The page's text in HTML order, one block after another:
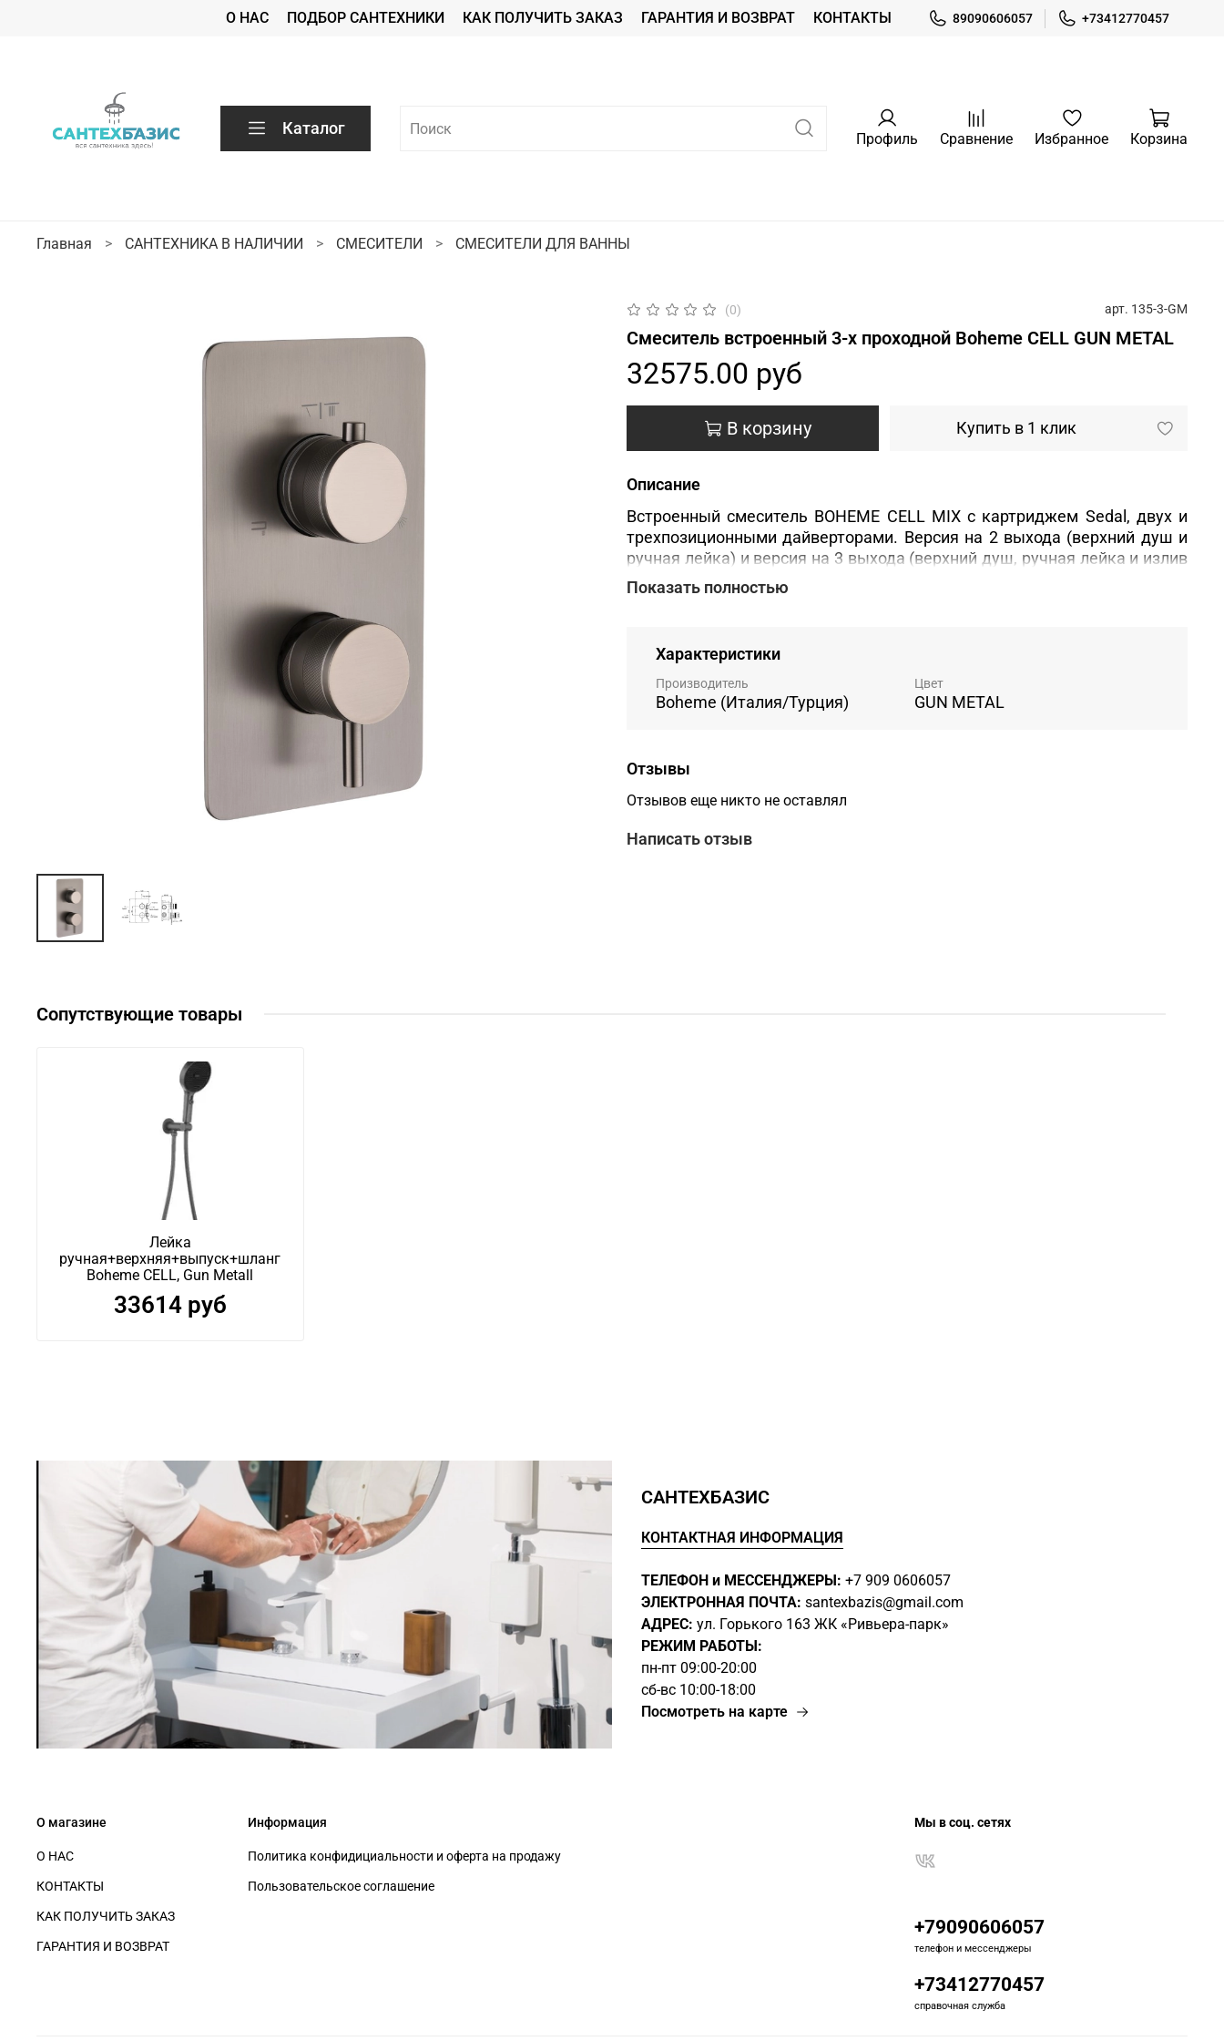
О НАС ПОДБОР САНТЕХНИКИ КАК ПОЛУЧИТЬ ЗАКАЗ ГАРАНТИЯ И ВОЗВРАТ КОНТАКТЫ 89090606057 +73412770457
Каталог
Профиль Сравнение Избранное Корзина
Главная САНТЕХНИКА В НАЛИЧИИ СМЕСИТЕЛИ СМЕСИТЕЛИ ДЛЯ ВАННЫ
(0) арт. 135-3-GM
Смеситель встроенный 3-х проходной Boheme CELL GUN METAL
32575.00 руб
В корзину Купить в 1 клик
Описание
Встроенный смеситель BOHEME CELL MIX с картриджем Sedal, двух и
трехпозиционными дайверторами. Версия на 2 выхода (верхний душ и
ручная лейка) и версия на 3 выхода (верхний душ, ручная лейка и излив
на выбор арт.625 и арт. 625/2). Идеально дополняется душевым
Показать полностью
Характеристики
Производитель
Boheme (Италия/Турция)
Цвет
GUN METAL
Отзывы
Отзывов еще никто не оставлял
Написать отзыв
Сопутствующие товары
Лейка
ручная+верхняя+выпуск+шланг
Boheme CELL, Gun Metall
33614 руб
САНТЕХБАЗИС
КОНТАКТНАЯ ИНФОРМАЦИЯ
ТЕЛЕФОН и МЕССЕНДЖЕРЫ: +7 909 0606057
ЭЛЕКТРОННАЯ ПОЧТА: santexbazis@gmail.com
АДРЕС: ул. Горького 163 ЖК «Ривьера-парк»
РЕЖИМ РАБОТЫ:
пн-пт 09:00-20:00
сб-вс 10:00-18:00
Посмотреть на карте
О магазине
О НАС
КОНТАКТЫ
КАК ПОЛУЧИТЬ ЗАКАЗ
ГАРАНТИЯ И ВОЗВРАТ
Информация
Политика конфидициальности и оферта на продажу
Пользовательское соглашение
Мы в соц. сетях
+79090606057
телефон и мессенджеры
+73412770457
справочная служба